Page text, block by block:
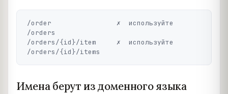
/order                ✗  используйте
/orders
/orders/{id}/item     ✗  используйте
Имена берут из доменного языка